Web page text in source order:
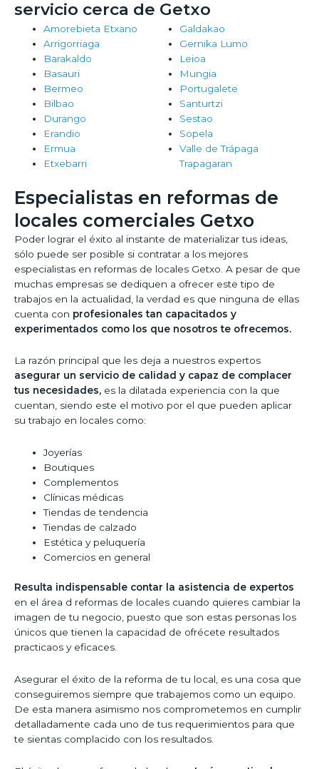
servicio cerca de Getxo
Amorebieta Etxano
Arrigorriaga
Barakaldo
Basauri
Bermeo
Bilbao
Durango
Erandio
Ermua
Etxebarri
Galdakao
Gernika Lumo
Leioa
Mungia
Portugalete
Santurtzi
Sestao
Sopela
Valle de Trápaga
Trapagaran
Especialistas en reformas de
locales comerciales Getxo
Poder lograr el éxito al instante de materializar tus ideas,
sólo puede ser posible si contratar a los mejores
especialistas en reformas de locales Getxo. A pesar de que
muchas empresas se dediquen a ofrecer este tipo de
trabajos en la actualidad, la verdad es que ninguna de ellas
cuenta con profesionales tan capacitados y
experimentados como los que nosotros te ofrecemos.
La razón principal que les deja a nuestros expertos
asegurar un servicio de calidad y capaz de complacer
tus necesidades, es la dilatada experiencia con la que
cuentan, siendo este el motivo por el que pueden aplicar
su trabajo en locales como:
Joyerías
Boutiques
Complementos
Clínicas médicas
Tiendas de tendencia
Tiendas de calzado
Estética y peluquería
Comercios en general
Resulta indispensable contar la asistencia de expertos
en el área d reformas de locales cuando quieres cambiar la
imagen de tu negocio, puesto que son estas personas los
únicos que tienen la capacidad de ofrécete resultados
practicaos y eficaces.
Asegurar el éxito de la reforma de tu local, es una cosa que
conseguiremos siempre que trabajemos como un equipo.
De esta manera asimismo nos comprometemos en cumplir
detalladamente cada uno de tus requerimientos para que
te sientas complacido con los resultados.